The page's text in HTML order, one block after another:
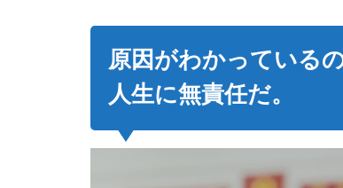
がわ
てい
に解
よう
原因がわかっている
人生に無責任だ。